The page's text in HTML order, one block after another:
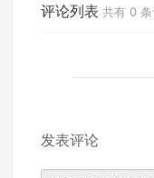
评论列表 共有 0
发表评论